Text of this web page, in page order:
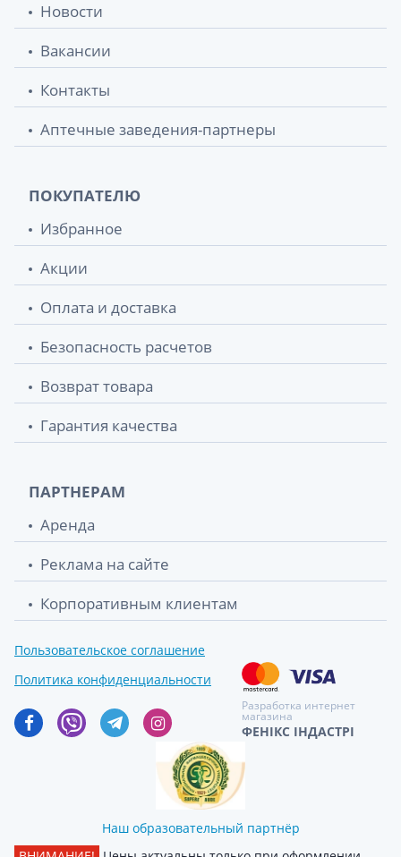
Новости
Вакансии
Контакты
Аптечные заведения-партнеры
ПОКУПАТЕЛЮ
Избранное
Акции
Оплата и доставка
Безопасность расчетов
Возврат товара
Гарантия качества
ПАРТНЕРАМ
Аренда
Реклама на сайте
Корпоративным клиентам
Пользовательское соглашение
Политика конфиденциальности
Разработка интернет
магазина
ФЕНІКС ІНДАСТРІ
Наш образовательный партнёр